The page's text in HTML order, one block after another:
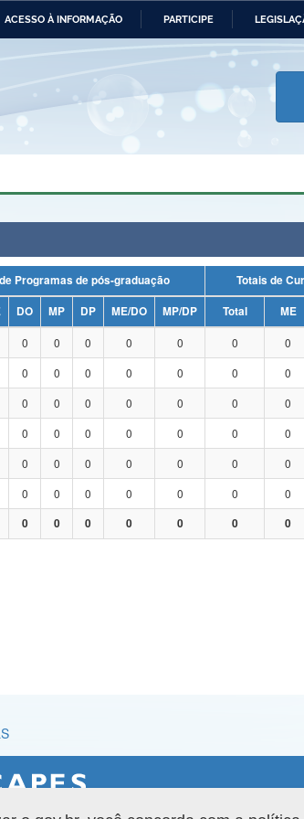
ACESSO À INFORMAÇÃO PARTICIPE
das Relações Ministério da Economia
e dos Direitos Humanos
do Brasil Planalto
Total de Programas de pós-graduação
Totais de
DO MP DP ME/DO MP/DP Total ME
0 0 0 0 0 0 0
0 0 0 0 0 0 0
0 0 0 0 0 0 0
0 0 0 0 0 0 0
0 0 0 0 0 0 0
0 0 0 0 0 0 0
0 0 0 0 0 0 0